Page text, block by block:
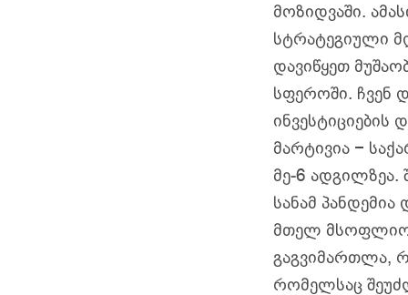
მოზიდვაში.
სტრატეგიული
დავიწყეთ
სფეროში. ჩვენ
ინვესტიციების
მარტივია −
მე-6 ადგილზეა.
სანამ
მთელ
გაგვიმართლა,
რომელსაც